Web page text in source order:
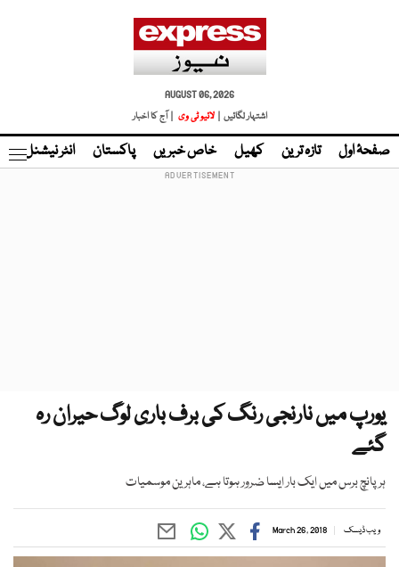
AUGUST 06, 2026
اشتہار لگائیں |
لائیو ٹی وی | آج کا اخبار
صفحۂ اول تازہ ترین کھیل خاص خبریں پاکستان انٹر نیشنل
یورپ میں نارنجی رنگ کی برف باری لوگ حیران رہ
گئے
ہر پانچ برس میں ایک بار ایسا ضرور ہوتا ہے، ماہرین موسمیات
ویب ڈیسک March 26, 2018